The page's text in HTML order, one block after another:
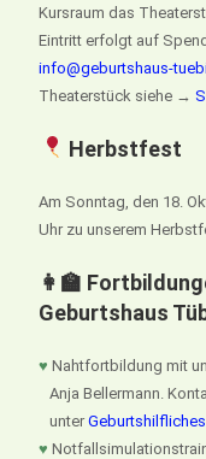
Kursraum das
Eintritt erfolgt auf
info@geburtshaus-
Theaterstück siehe →
Herbstfest
Am Sonntag, den 18.
Uhr zu unserem
👩‍🏫
Geburtshaus
♥ Nahtfortbildung mit
Anja Bellermann.
unter
♥